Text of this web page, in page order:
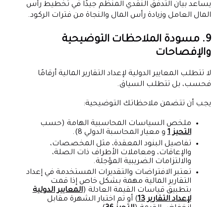
يساعد بيان التدفق النقدي المنظم جيدًا في تخطيط رأس
المال العامل وزيادة رأس المال والنجاة من فترات الركود.
9. مسودة الملاحظات التوضيحية
والإفصاحات
لا تتطلب المعايير الدولية لإعداد التقارير المالية أرقامًا
فحسب، بل تتطلب السياق.
يجب أن تتضمن ملاحظاتك التوضيحية:
ملخص السياسات المحاسبية الهامة (حسب
التحيز 1 و معيار المحاسبة الدولي 8).
تفاصيل البنود المعقدة، مثل المخصصات،
والإعاقات، ومعاملات الأطراف ذات الصلة،
والالتزامات الضريبية المؤجلة.
تعتبر الافتراضات والتقديرات المستخدمة في إعداد
التقارير المالية مهمة بشكل خاص إذا قمت
بتطبيق قياسات القيمة العادلة (المعايير الدولية
لإعداد التقارير 13
) أو تم اختبار الشهرة مقابل